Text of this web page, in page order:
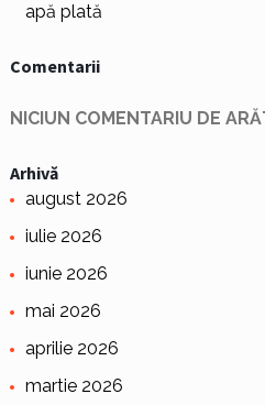
apă plată
Comentarii
NICIUN COMENTARIU DE
Arhivă
august 2026
iulie 2026
iunie 2026
mai 2026
aprilie 2026
martie 2026